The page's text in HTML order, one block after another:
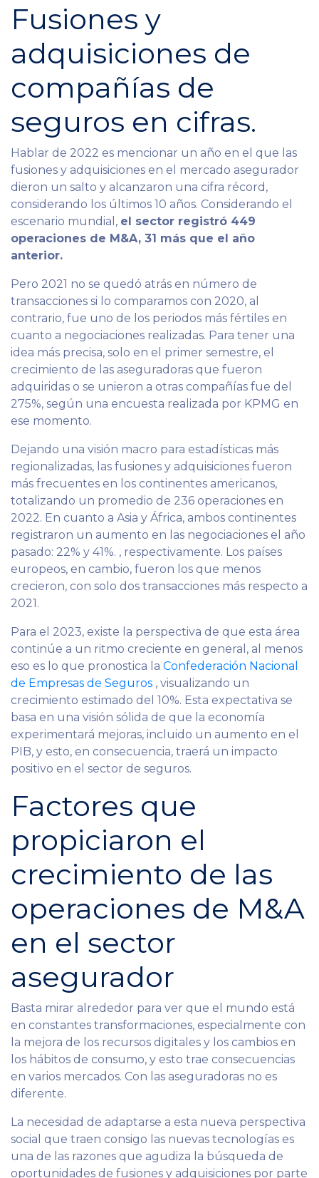
Fusiones y
adquisiciones de
compañías de
seguros en cifras.
Hablar de 2022 es mencionar un año en el que las
fusiones y adquisiciones en el mercado asegurador
dieron un salto y alcanzaron una cifra récord,
considerando los últimos 10 años. Considerando el
escenario mundial, el sector registró 449
operaciones de M&A, 31 más que el año
anterior.
Pero 2021 no se quedó atrás en número de
transacciones si lo comparamos con 2020, al
contrario, fue uno de los periodos más fértiles en
cuanto a negociaciones realizadas. Para tener una
idea más precisa, solo en el primer semestre, el
crecimiento de las aseguradoras que fueron
adquiridas o se unieron a otras compañías fue del
275%, según una encuesta realizada por KPMG en
ese momento.
Dejando una visión macro para estadísticas más
regionalizadas, las fusiones y adquisiciones fueron
más frecuentes en los continentes americanos,
totalizando un promedio de 236 operaciones en
2022. En cuanto a Asia y África, ambos continentes
registraron un aumento en las negociaciones el año
pasado: 22% y 41%. , respectivamente. Los países
europeos, en cambio, fueron los que menos
crecieron, con solo dos transacciones más respecto a
2021.
Para el 2023, existe la perspectiva de que esta área
continúe a un ritmo creciente en general, al menos
eso es lo que pronostica la Confederación Nacional
de Empresas de Seguros , visualizando un
crecimiento estimado del 10%. Esta expectativa se
basa en una visión sólida de que la economía
experimentará mejoras, incluido un aumento en el
PIB, y esto, en consecuencia, traerá un impacto
positivo en el sector de seguros.
Factores que
propiciaron el
crecimiento de las
operaciones de M&A
en el sector
asegurador
Basta mirar alrededor para ver que el mundo está
en constantes transformaciones, especialmente con
la mejora de los recursos digitales y los cambios en
los hábitos de consumo, y esto trae consecuencias
en varios mercados. Con las aseguradoras no es
diferente.
La necesidad de adaptarse a esta nueva perspectiva
social que traen consigo las nuevas tecnologías es
una de las razones que agudiza la búsqueda de
oportunidades de fusiones y adquisiciones por parte